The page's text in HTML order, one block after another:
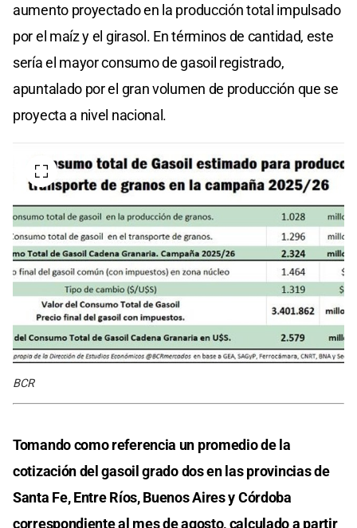
aumento proyectado en la producción total impulsado
por el maíz y el girasol. En términos de cantidad, este
sería el mayor consumo de gasoil registrado,
apuntalado por el gran volumen de producción que se
proyecta a nivel nacional.
BCR
Tomando como referencia un promedio de la
cotización del gasoil grado dos en las provincias de
Santa Fe, Entre Ríos, Buenos Aires y Córdoba
correspondiente al mes de agosto, calculado a partir